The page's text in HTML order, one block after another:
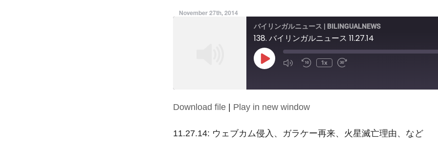
November 27th, 2014
バイリンガルニュース | BILINGUALNEWS
138. バイリンガルニュース 11.27.14
Play
Episode
1x
SHARE
LINK
Download file | Play in new window
11.27.14: ウェブカム侵入、ガラケー再来、火星滅亡理由、など